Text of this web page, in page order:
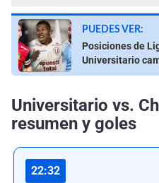
PUEDES VER:
Posiciones de
Universitario
Universitario vs.
resumen y goles
22:32